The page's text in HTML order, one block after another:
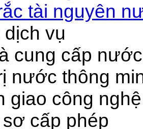
tài nguyên
vụ
cung cấp nước
nước thông
giao công nghệ
cấp phép